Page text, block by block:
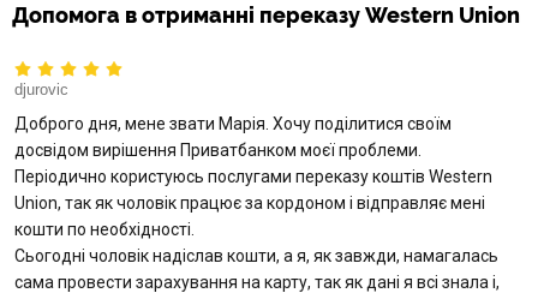
Банк в новостях
Курс валют в банке
Вопросы банку
Отзывы
Допомога в отриманні переказу Western Union
djurovic
Доброго дня, мене звати Марія. Хочу поділитися своїм
досвідом вирішення Приватбанком моєї проблеми.
Періодично користуюсь послугами переказу коштів Western
Union, так як чоловік працює за кордоном і відправляє мені
кошти по необхідності.
Сьогодні чоловік надіслав кошти, а я, як завжди, намагалась
сама провести зарахування на карту, так як дані я всі знала і,